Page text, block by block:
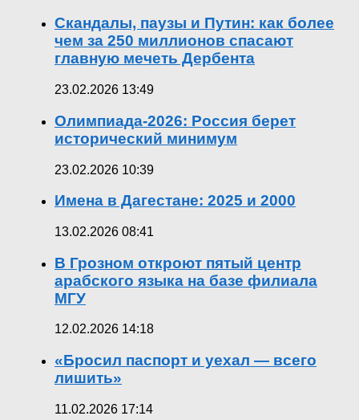
Скандалы, паузы и Путин: как более
чем за 250 миллионов спасают
главную мечеть Дербента
23.02.2026 13:49
Олимпиада-2026: Россия берет
исторический минимум
23.02.2026 10:39
Имена в Дагестане: 2025 и 2000
13.02.2026 08:41
В Грозном откроют пятый центр
арабского языка на базе филиала
МГУ
12.02.2026 14:18
«Бросил паспорт и уехал — всего
лишить»
11.02.2026 17:14